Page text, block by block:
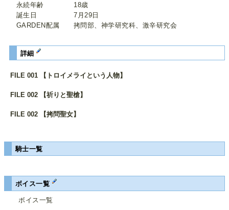
永続年齢 18歳
誕生日 7月29日
GARDEN配属 拷問部、神学研究科、激辛研究会
詳細
FILE 001 【トロイメライという人物】
FILE 002 【祈りと聖槍】
FILE 002 【拷問聖女】
騎士一覧
ボイス一覧
ボイス一覧